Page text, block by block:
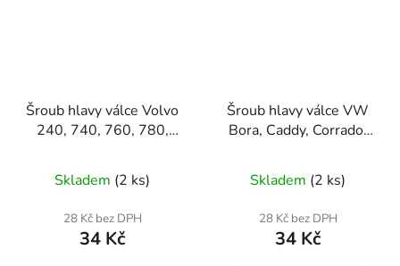
Šroub hlavy válce Volvo
240, 740, 760, 780,
S80, V70
Skladem (2 ks)
28 Kč bez DPH
34 Kč
Šroub hlavy válce VW
Bora, Caddy, Corrado,
Passat, Polo, Santana,
Sharan, Transporter,
Vento
Skladem (2 ks)
28 Kč bez DPH
34 Kč